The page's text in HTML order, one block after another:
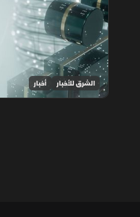
الشرق للأخبار أخبار